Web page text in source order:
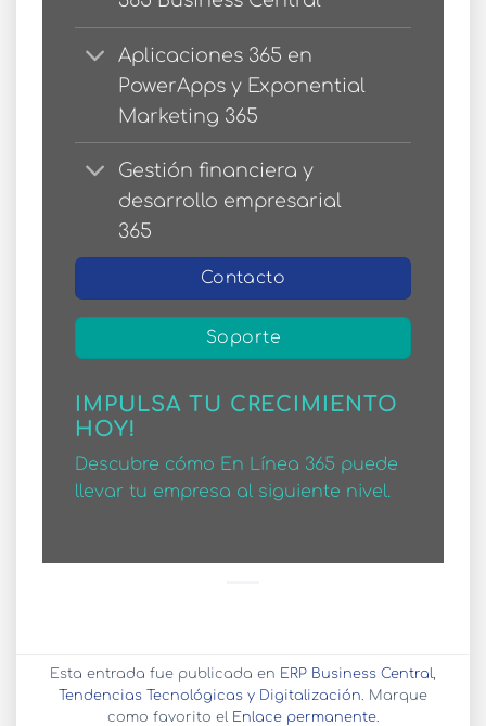
Aplicaciones 365 en
PowerApps y Exponential
Marketing 365
Gestión financiera y
desarrollo empresarial
365
Contacto
Soporte
IMPULSA TU CRECIMIENTO
HOY!
Descubre cómo En Línea 365 puede
llevar tu empresa al siguiente nivel.
Esta entrada fue publicada en ERP Business Central
Tendencias Tecnológicas y Digitalización . Marque
como favorito el Enlace permanente.